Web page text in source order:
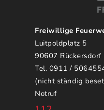
Freiwillige
Luitpoldplatz 5
90607 Rückersdorf
Tel. 0911 /
(nicht ständig
Notruf